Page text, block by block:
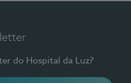
do Hospital da Luz?